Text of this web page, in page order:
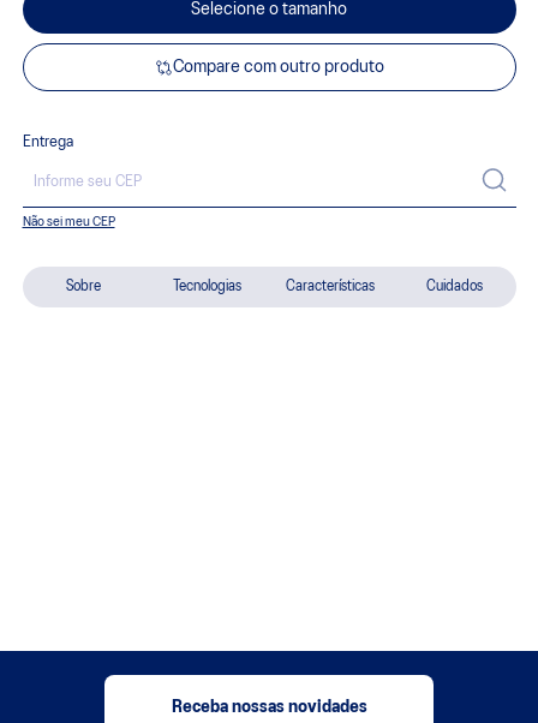
Sobre Tecnologias Características Cuidados
Selecione o tamanho
Compare com outro produto
Entrega
Não sei meu CEP
Receba nossas novidades